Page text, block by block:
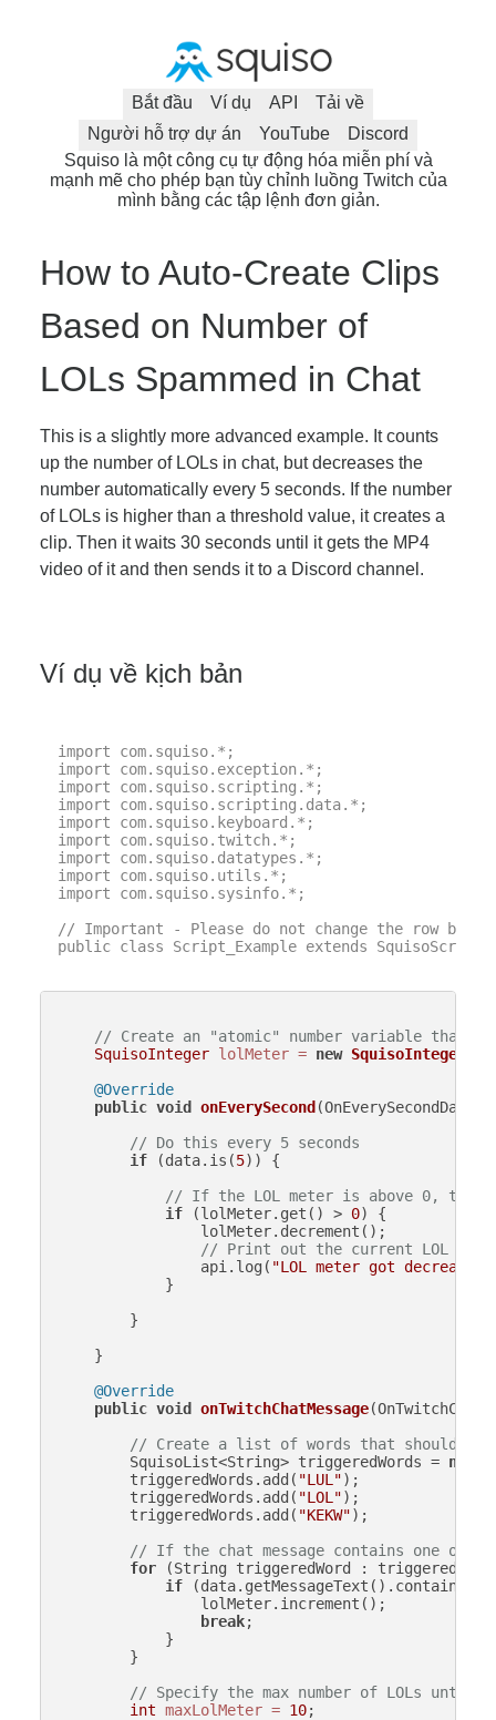
Bắt đầu Ví dụ API
Tải về
Người hỗ trợ dự án
YouTube
Discord
Squiso là một công cụ tự động hóa miễn phí và
mạnh mẽ cho phép bạn tùy chỉnh luồng Twitch của
mình bằng các tập lệnh đơn giản.
How to Auto-Create Clips
Based on Number of
LOLs Spammed in Chat
This is a slightly more advanced example. It counts
up the number of LOLs in chat, but decreases the
number automatically every 5 seconds. If the number
of LOLs is higher than a threshold value, it creates a
clip. Then it waits 30 seconds until it gets the MP4
video of it and then sends it to a Discord channel.
Ví dụ về kịch bản
import com.squiso.*;
import com.squiso.exception.*;
import com.squiso.scripting.*;
import com.squiso.scripting.data.*;
import com.squiso.keyboard.*;
import com.squiso.twitch.*;
import com.squiso.datatypes.*;
import com.squiso.utils.*;
import com.squiso.sysinfo.*;
// Important - Please do not change the row
public class Script_Example extends SquisoScript
// Create an "atomic" number variable that
SquisoInteger lolMeter = new SquisoInteger
@Override
public void onEverySecond
// Do this every 5 seconds
if (data.is(5)) {
// If the LOL meter is above 0,
if (lolMeter.get() > 0) {
                lolMeter.decrement();
// Print out the current LOL
                api.log(
"LOL meter got
            }
        }
    }
@Override
public void onTwitchChatMessage
// Create a list of words that should
        SquisoList<String> triggeredWords =
new
        triggeredWords.add(
"LUL");
        triggeredWords.add(
"LOL");
        triggeredWords.add(
"KEKW");
// If the chat message contains one of
for (String triggeredWord :
if
                lolMeter.increment();
break;
            }
        }
// Specify the max number of LOLs until
int maxLolMeter = 10;